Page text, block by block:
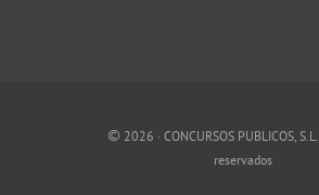
© 2026 · CONCURSOS PUBLICOS,
reservados